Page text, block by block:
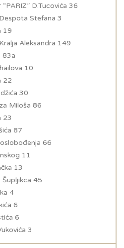
D.Tucovića 36
Stefana 3
19
Aleksandra 149
83a
10
22
30
Miloša 86
23
87
66
11
13
Šupljikca 45
4
6
6
3